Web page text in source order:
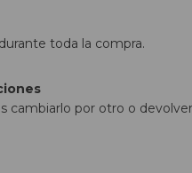
toda la compra.
cambiarlo por otro o